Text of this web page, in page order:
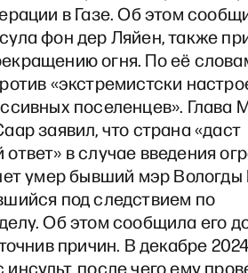
в Газе. Об этом
фон дер Ляйен, также
огня. По её
«экстремистски
поселенцев». Глава
заявил, что страна «даст
в случае введения
умер бывший мэр Вологды
под следствием по
Об этом сообщила его
причин. В декабре
после чего ему